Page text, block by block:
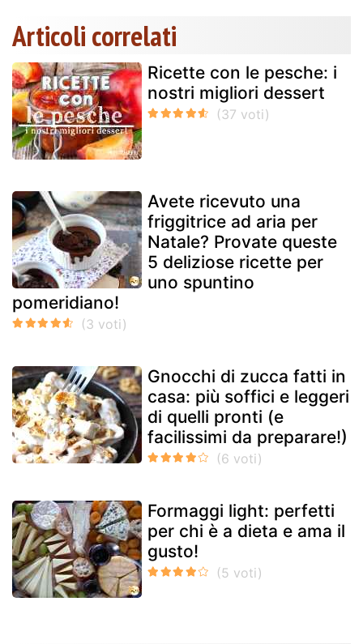
Articoli correlati
Ricette con le pesche: i
nostri migliori dessert
Avete ricevuto una
friggitrice ad aria per
Natale? Provate queste
5 deliziose ricette per
uno spuntino
pomeridiano!
Gnocchi di zucca fatti in
casa: più soffici e leggeri
di quelli pronti (e
facilissimi da preparare!)
Formaggi light: perfetti
per chi è a dieta e ama il
gusto!